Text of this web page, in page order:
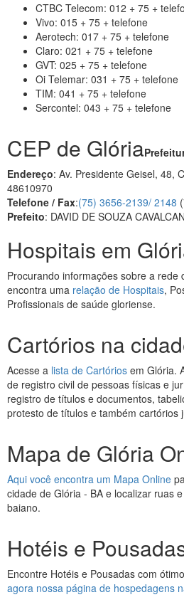
CTBC Telecom: 012 + 75 +
Vivo: 015 + 75 + telefone
Aerotech: 017 + 75 + telefone
Claro: 021 + 75 + telefone
GVT: 025 + 75 + telefone
Oi Telemar: 031 + 75 + telefone
TIM: 041 + 75 + telefone
Sercontel: 043 + 75 + telefone
CEP de Glória
Endereço: Av. Presidente Geisel, 48,
48610970
Telefone / Fax:(75) 3656-2139/ 2148
Prefeito: DAVID DE SOUZA
Hospitais em
Procurando informações sobre a rede
encontra uma relação de Hospitais,
Profissionais de saúde gloriense.
Cartórios na
Acesse a lista de Cartórios em Glória.
de registro civil de pessoas físicas e
registro de títulos e documentos,
protesto de títulos e também cartórios
Mapa de Glória
Aqui você encontra um Mapa Online
cidade de Glória - BA e localizar ruas
baiano.
Hotéis e
Encontre Hotéis e Pousadas com
agora nossa página de hospedagens